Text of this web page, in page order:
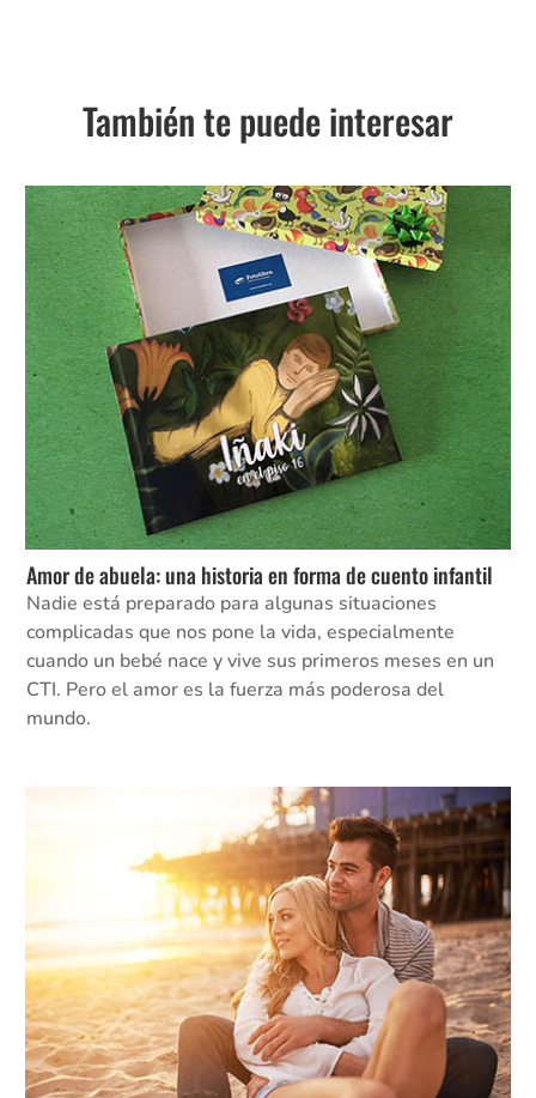
También te puede interesar
Amor de abuela: una historia en forma de cuento infantil
Nadie está preparado para algunas situaciones
complicadas que nos pone la vida, especialmente
cuando un bebé nace y vive sus primeros meses en un
CTI. Pero el amor es la fuerza más poderosa del
mundo.